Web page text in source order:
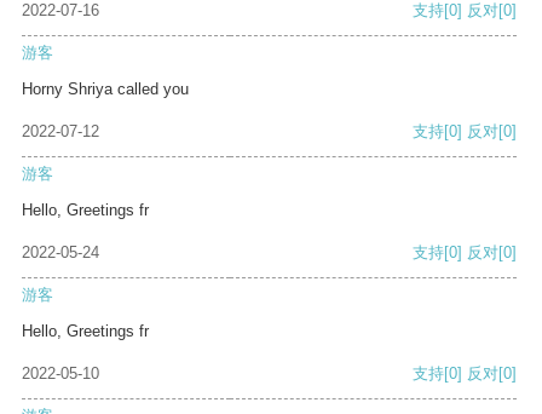
2022-07-16 支持[0] 反对[0]
游客
Horny Shriya called you
2022-07-12 支持[0] 反对[0]
游客
Hello, Greetings fr
2022-05-24 支持[0] 反对[0]
游客
Hello, Greetings fr
2022-05-10 支持[0] 反对[0]